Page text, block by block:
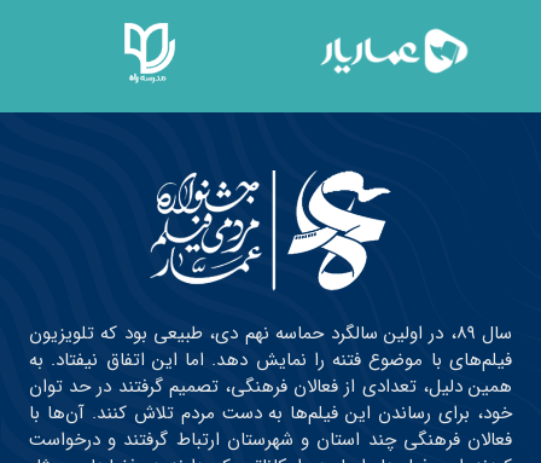
سال ۸۹، در اولین سالگرد حماسه نهم دی، طبیعی بود که تلویزیون
فیلم‌های با موضوع فتنه را نمایش دهد. اما این اتفاق نیفتاد. به
همین دلیل، تعدادی از فعالان فرهنگی، تصمیم گرفتند در حد توان
خود، برای رساندن این فیلم‌ها به دست مردم تلاش کنند. آن‌ها با
فعالان فرهنگی چند استان و شهرستان ارتباط گرفتند و درخواست